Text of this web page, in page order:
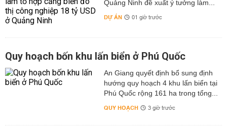
Quảng Ninh đề xuất ý tưởng làm...
DỰ ÁN 01 giờ trước
Quy hoạch bốn khu lấn biển ở Phú Quốc
An Giang quyết định bổ sung định
hướng quy hoạch 4 khu lấn biển tại
Phú Quốc rộng 161 ha trong tổng...
QUY HOẠCH 3 giờ trước